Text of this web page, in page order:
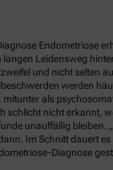
Endometriose
langen Leidensweg
und nicht selten
werden
mitunter als
schlicht nicht erkannt,
unauffällig bleiben.
Im Schnitt dauert
Diagnose